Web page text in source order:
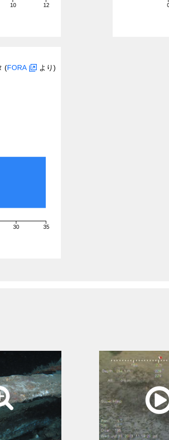
10 12
(FORA より)
30 35